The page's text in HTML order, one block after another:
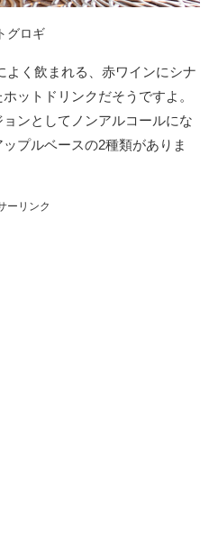
グロギ
よく飲まれる、赤ワインにシナ
ットドリンクだそうですよ。
ンとしてノンアルコールにな
プルベースの2種類がありま
ーリンク